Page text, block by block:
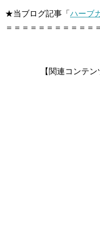
★当ブログ記事「 ハーブ
＝＝＝＝＝＝＝＝＝＝＝
【関連コンテ